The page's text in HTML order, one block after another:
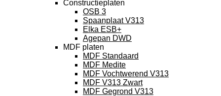
Constructieplaten
OSB 3
Spaanplaat V313
Elka ESB+
Agepan DWD
MDF platen
MDF Standaard
MDF Medite
MDF Vochtwerend V313
MDF V313 Zwart
MDF Gegrond V313